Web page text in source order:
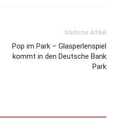
Nächster Artikel
Pop im Park – Glasperlenspiel
kommt in den Deutsche Bank
Park